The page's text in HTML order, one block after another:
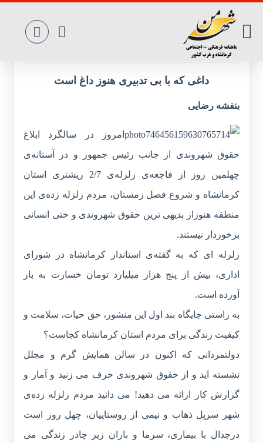
یلدا در ماتم چهلم
داغی که با بی تدبیری هنوز داغ است
بنفشه رضایی
امروز در سالگرد ابلاغ
حقوق شهروندی از جانب رئیس جمهور و در آستانه‌ی
چهلمین روز از فاجعه‌ی زلزله‌ی 2/7 ریشتری استان
کرمانشاه و شروع فصل زمستان، مردم زلزله زده‌ی این
منطقه‌ هنوزاز بدیهی ترین حقوق شهروندی و حتی انسانی
برخوردار نیستند.
زلزله ای که به گفته‌ی استاندار کرمانشاه در شورای
اداری، بیش از پنج هزار میلیارد تومان خسارت به بار
آورده است.
به راستی جایگاه بند اول این منشور، حق حیات، سلامت و
کیفیت زندگی برای مردم استان کرمانشاه کجاست؟
دولتمردانی که اکنون در سالن همایش گرم و مجلل
نشسته اید و از حقوق شهروندی حرف می زنید و آمار و
گزارش کار ارائه می دهید! می دانید مردم زلزله زده‌ی
شهر سرپل ذهاب و نیمی از روستاییان، چهل روز است
درجدال با بیماری، سرما و باران زیر چادر زندگی می